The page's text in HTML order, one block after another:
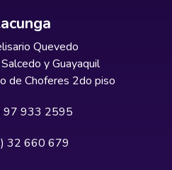
Quevedo
y Guayaquil
de Choferes 2do piso
97 933 2595
32 660 679